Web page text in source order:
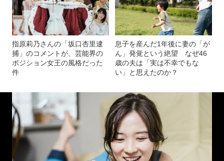
指原莉乃さんの「坂口杏里逮
捕」のコメントが、芸能界の
ポジション女王の風格だった
件
息子を産んだ1年後に妻の「が
ん」発覚という絶望 なぜ46
歳の夫は「実は不幸でもな
い」と思えたのか？